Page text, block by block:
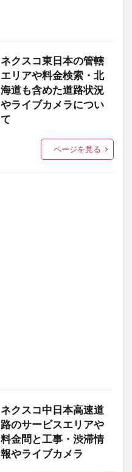
ネクスコ東日本の管轄
エリアや料金検索・北
海道も含めた道路状況
やライブカメラについ
て
ページを見る
ネクスコ中日本高速道
路のサービスエリアや
料金問と工事・渋滞情
報やライブカメラ